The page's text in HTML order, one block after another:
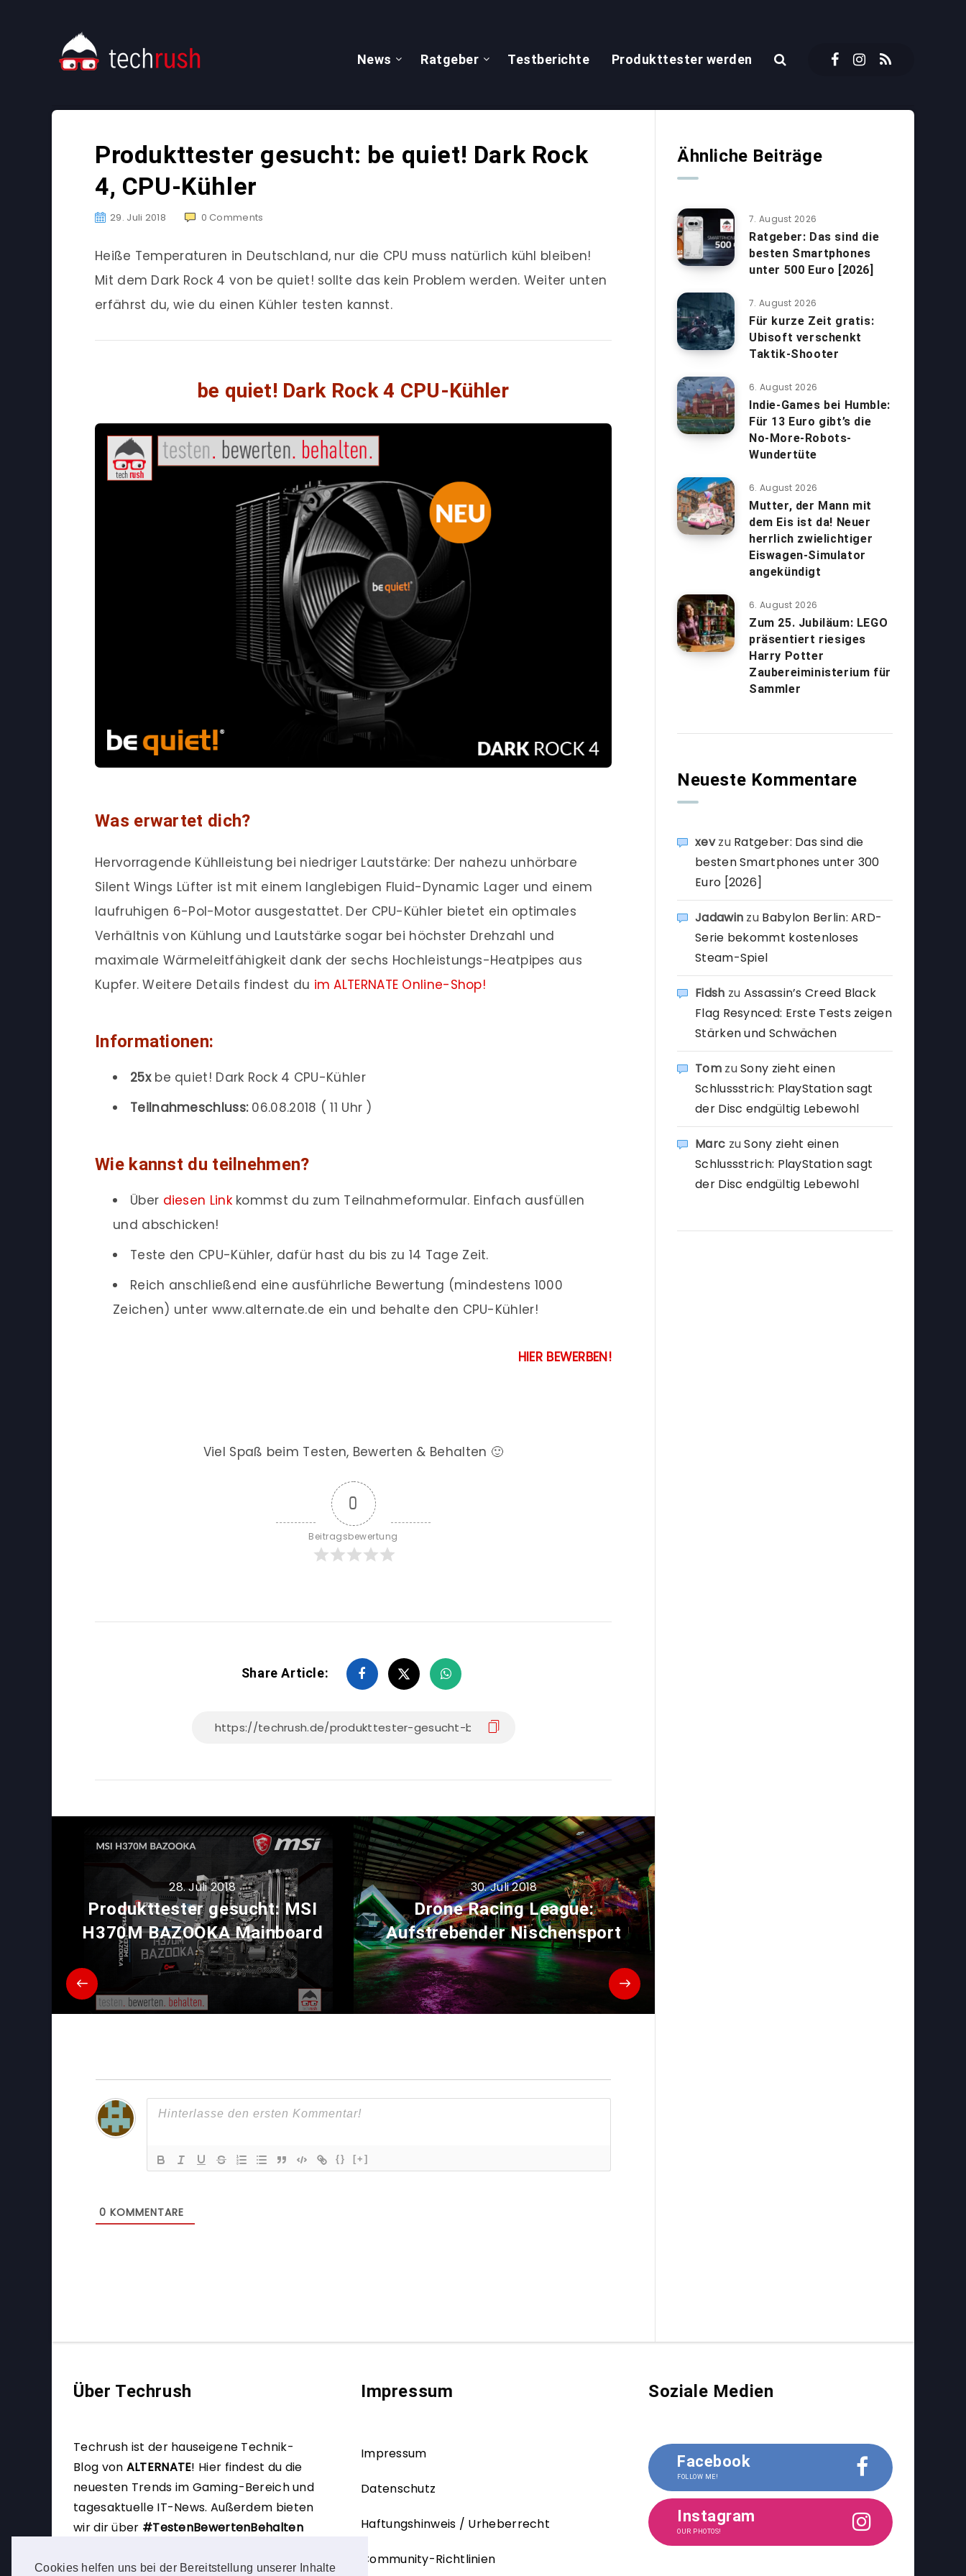
Cookies helfen uns bei der Bereitstellung unserer Inhalte
News Ratgeber Testberichte Produkttester werden
Produkttester gesucht: be quiet! Dark Rock
4, CPU-Kühler
29. Juli 2018 0 Comments
Heiße Temperaturen in Deutschland, nur die CPU muss natürlich kühl bleiben!
Mit dem Dark Rock 4 von be quiet! sollte das kein Problem werden. Weiter unten
erfährst du, wie du einen Kühler testen kannst.
be quiet! Dark Rock 4 CPU-Kühler
Was erwartet dich?
Hervorragende Kühlleistung bei niedriger Lautstärke: Der nahezu unhörbare
Silent Wings Lüfter ist mit einem langlebigen Fluid-Dynamic Lager und einem
laufruhigen 6-Pol-Motor ausgestattet. Der CPU-Kühler bietet ein optimales
Verhältnis von Kühlung und Lautstärke sogar bei höchster Drehzahl und
maximale Wärmeleitfähigkeit dank der sechs Hochleistungs-Heatpipes aus
Kupfer. Weitere Details findest du im ALTERNATE Online-Shop!
Informationen:
25xbe quiet! Dark Rock 4 CPU-Kühler
Teilnahmeschluss:06.08.2018 ( 11 Uhr )
Wie kannst du teilnehmen?
Über diesen Linkkommst du zum Teilnahmeformular. Einfach ausfüllen
und abschicken!
Teste den CPU-Kühler, dafür hast du bis zu 14 Tage Zeit.
Reich anschließend eine ausführliche Bewertung (mindestens 1000
Zeichen) unter www.alternate.de ein und behalte den CPU-Kühler!
HIER BEWERBEN!
Viel Spaß beim Testen, Bewerten & Behalten 🙂
0
Beitragsbewertung
Share Article:
28. Juli 2018
Produkttester gesucht: MSI
H370M BAZOOKA Mainboard
30. Juli 2018
Drone Racing League:
Aufstrebender Nischensport
{} [+]
0 KOMMENTARE
Ähnliche Beiträge
7. August 2026
Ratgeber: Das sind die
besten Smartphones
unter 500 Euro [2026]
7. August 2026
Für kurze Zeit gratis:
Ubisoft verschenkt
Taktik-Shooter
6. August 2026
Indie-Games bei Humble:
Für 13 Euro gibt’s die
No-More-Robots-
Wundertüte
6. August 2026
Mutter, der Mann mit
dem Eis ist da! Neuer
herrlich zwielichtiger
Eiswagen-Simulator
angekündigt
6. August 2026
Zum 25. Jubiläum: LEGO
präsentiert riesiges
Harry Potter
Zaubereiministerium für
Sammler
Neueste Kommentare
xevzu Ratgeber: Das sind die
besten Smartphones unter 300
Euro [2026]
Jadawin zu Babylon Berlin: ARD-
Serie bekommt kostenloses
Steam-Spiel
Fidsh zu Assassin’s Creed Black
Flag Resynced: Erste Tests zeigen
Stärken und Schwächen
TomzuSony zieht einen
Schlussstrich: PlayStation sagt
der Disc endgültig Lebewohl
Marc zuSony zieht einen
Schlussstrich: PlayStation sagt
der Disc endgültig Lebewohl
Über Techrush
Techrush ist der hauseigene Technik-
Blog von ALTERNATE! Hier findest du die
neuesten Trends im Gaming-Bereich und
tagesaktuelle IT-News. Außerdem bieten
wir dir über #TestenBewertenBehalten
werden.
Impressum
Impressum
Datenschutz
Haftungshinweis / Urheberrecht
Community-Richtlinien
Soziale Medien
Facebook
FOLLOW ME!
Instagram
OUR PHOTOS!